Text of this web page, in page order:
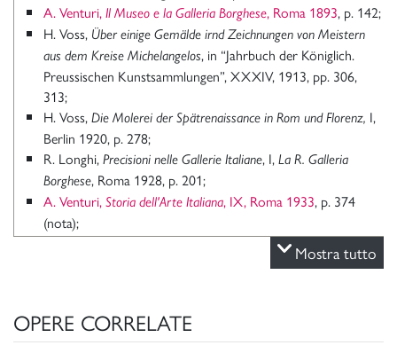
A. Venturi, Il Museo e la Galleria Borghese, Roma 1893, p. 142;
H. Voss, Über einige Gemälde irnd Zeichnungen von Meistern
aus dem Kreise Michelangelos, in “Jahrbuch der Königlich.
Preussischen Kunstsammlungen”, XXXIV, 1913, pp. 306,
313;
H. Voss, Die Molerei der Spätrenaissance in Rom und Florenz, I,
Berlin 1920, p. 278;
R. Longhi, Precisioni nelle Gallerie Italiane, I, La R. Galleria
Borghese, Roma 1928, p. 201;
A. Venturi, Storia dell'Arte Italiana, IX, Roma 1933, p. 374
(nota);
P. della Pergola, La Galleria Borghese in Roma, Roma 1951, p.
P. della Pergola,Gli Inventari Salviati
moderna”, X, 1960, pp. 197-198;
Mostra tutto
OPERE CORRELATE